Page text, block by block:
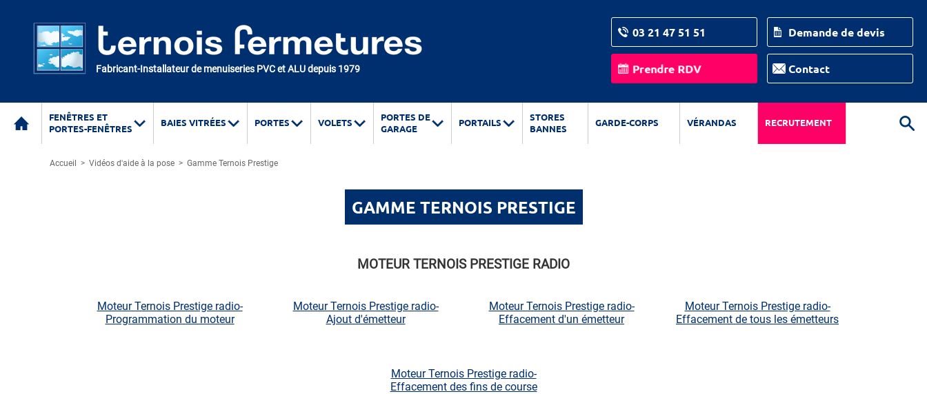
Fabricant-Installateur de menuiseries PVC et ALU depuis 1979
03 21 47 51 51 Demande de devis
Prendre RDV Contact
Accueil > Vidéos d'aide à la pose > Gamme Ternois Prestige
FENÊTRES ET
PORTES-FENÊTRES
BAIES VITRÉES PORTES VOLETS
PORTES DE
GARAGE
PORTAILS
STORES
BANNES
GARDE-CORPS VÉRANDAS RECRUTEMENT
GAMME TERNOIS PRESTIGE
MOTEUR TERNOIS PRESTIGE RADIO
Moteur Ternois Prestige radio-
Programmation du moteur
Moteur Ternois Prestige radio-
Ajout d'émetteur
Moteur Ternois Prestige radio-
Effacement d'un émetteur
Moteur Ternois Prestige radio-
Effacement de tous les émetteurs
Moteur Ternois Prestige radio-
Effacement des fins de course